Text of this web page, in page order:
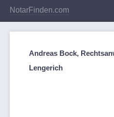
NotarFinden.com
Andreas Bock,
Lengerich